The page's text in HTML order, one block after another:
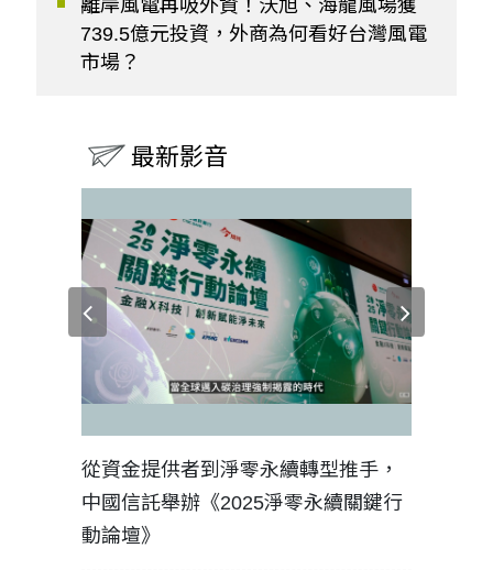
離岸風電再吸外資！沃旭、海龍風場獲
739.5億元投資，外商為何看好台灣風電
市場？
最新影音
從資金提供者到淨零永續轉型推手，
中國信託舉辦《2025淨零永續關鍵行
動論壇》